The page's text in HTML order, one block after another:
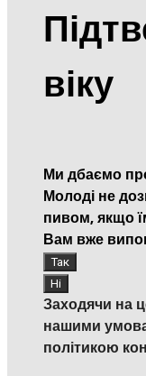
віку
Ми дбаємо
Молоді не
пивом, якщо
Вам вже
Заходячи на
нашими
політикою